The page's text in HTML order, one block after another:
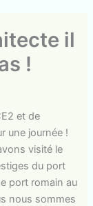
il
!
et de
une journée !
visité le
du port
port romain au
nous sommes